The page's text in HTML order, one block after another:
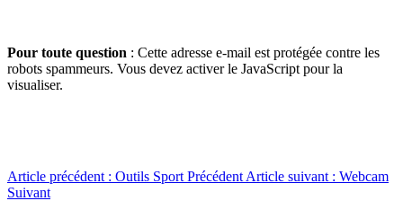
Pour toute question : Cette adresse e-mail est protégée contre les
robots spammeurs. Vous devez activer le JavaScript pour la
visualiser.
Article précédent : Outils Sport Précédent Article suivant : Webcam
Suivant